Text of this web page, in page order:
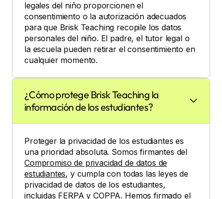
legales del niño proporcionen el
consentimiento o la autorización adecuados
para que Brisk Teaching recopile los datos
personales del niño. El padre, el tutor legal o
la escuela pueden retirar el consentimiento en
cualquier momento.
¿Cómo protege Brisk Teaching la
información de los estudiantes?
Proteger la privacidad de los estudiantes es
una prioridad absoluta. Somos firmantes del
Compromiso de privacidad de datos de
estudiantes, y cumpla con todas las leyes de
privacidad de datos de los estudiantes,
incluidas FERPA y COPPA. Hemos firmado el